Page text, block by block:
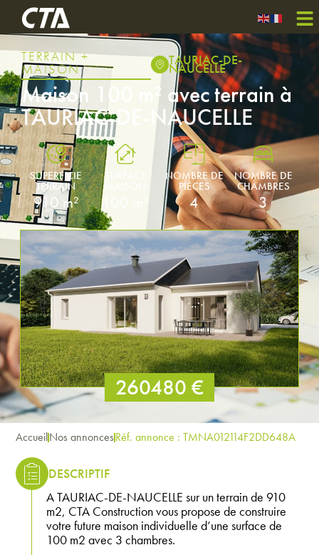
TERRAIN +
MAISON
TAURIAC-DE-
NAUCELLE
Maison 100 m² avec terrain à
TAURIAC-DE-NAUCELLE
SUPERFICIE
TERRAIN
910 m²
SURFACE
100 m²
NOMBRE DE
PIÈCES
4
NOMBRE DE
CHAMBRES
3
260480 €
AccueilNos annoncesRéf. annonce : TMNA012114F2DD648A
DESCRIPTIF
A TAURIAC-DE-NAUCELLE sur un terrain de 910
m2, CTA Construction vous propose de construire
votre future maison individuelle d’une surface de
100 m2 avec 3 chambres.